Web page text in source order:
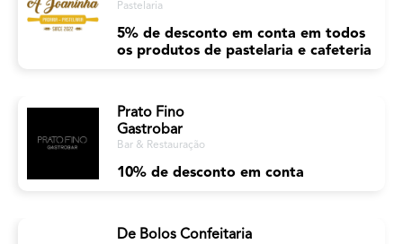
Pastelaria
5% de desconto em conta em todos
os produtos de pastelaria e cafeteria
Prato Fino
Gastrobar
Bar & Restauração
10% de desconto em conta
De Bolos Confeitaria